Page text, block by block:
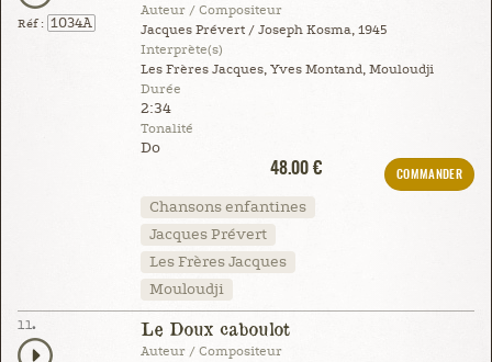
Réf : 1034A
Auteur / Compositeur
Jacques Prévert / Joseph Kosma, 1945
Interprète(s)
Les Frères Jacques, Yves Montand, Mouloudji
Durée
2:34
Tonalité
Do
48.00 €
COMMANDER
Chansons enfantines
Jacques Prévert
Les Frères Jacques
Mouloudji
11. Le Doux caboulot
Auteur / Compositeur